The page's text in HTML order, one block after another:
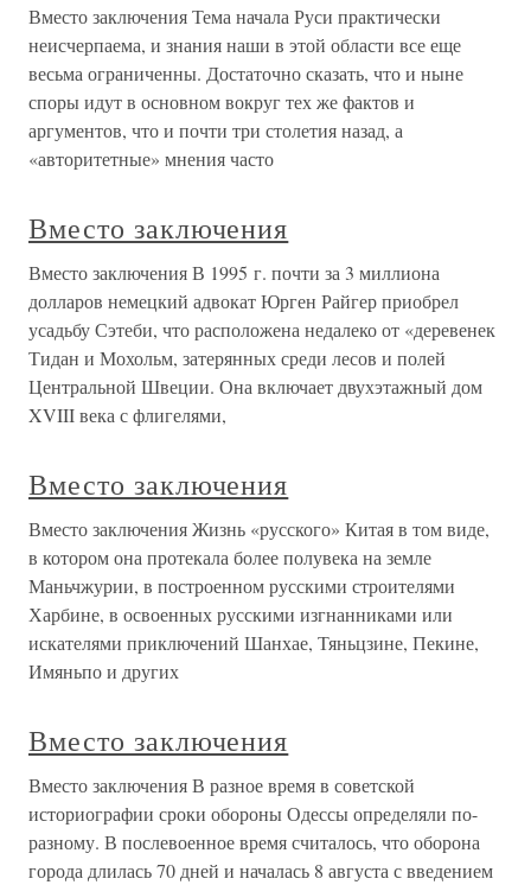
Вместо заключения Тема начала Руси практически
неисчерпаема, и знания наши в этой области все еще
весьма ограниченны. Достаточно сказать, что и ныне
споры идут в основном вокруг тех же фактов и
аргументов, что и почти три столетия назад, а
«авторитетные» мнения часто
Вместо заключения
Вместо заключения В 1995 г. почти за 3 миллиона
долларов немецкий адвокат Юрген Райгер приобрел
усадьбу Сэтеби, что расположена недалеко от «деревенек
Тидан и Мохольм, затерянных среди лесов и полей
Центральной Швеции. Она включает двухэтажный дом
XVIII века с флигелями,
Вместо заключения
Вместо заключения Жизнь «русского» Китая в том виде,
в котором она протекала более полувека на земле
Маньчжурии, в построенном русскими строителями
Харбине, в освоенных русскими изгнанниками или
искателями приключений Шанхае, Тяньцзине, Пекине,
Имяньпо и других
Вместо заключения
Вместо заключения В разное время в советской
историографии сроки обороны Одессы определяли по-
разному. В послевоенное время считалось, что оборона
города длилась 70 дней и началась 8 августа с введением